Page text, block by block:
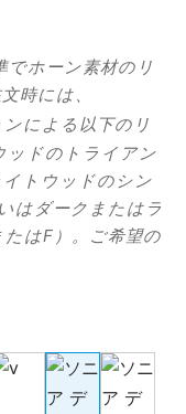
でホーン素材のリ
時には、
による以下のリ
ッドのトライアン
トウッドのシン
はダークまたはラ
たはF ）。ご希望の